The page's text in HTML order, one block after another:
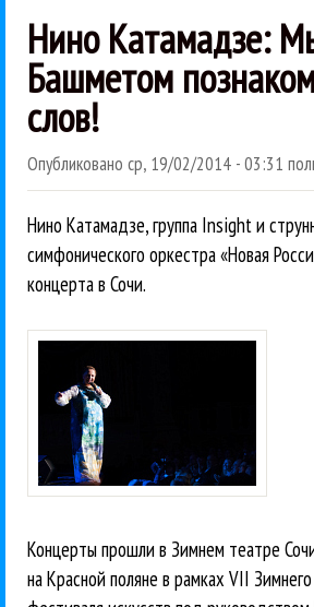
Нино Катамадзе:
Башметом
слов!
Опубликовано ср, 19/02/2014 - 03:31
Нино Катамадзе, группа Insight и
симфонического оркестра «Новая
концерта в Сочи.
Концерты прошли в Зимнем театре
на Красной поляне в рамках VII